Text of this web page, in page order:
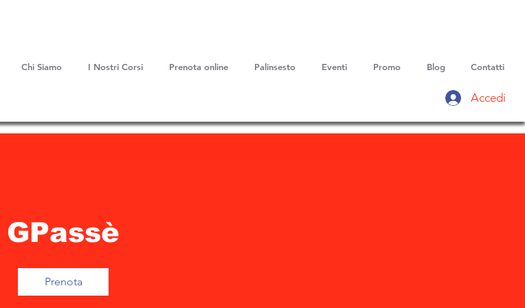
Chi Siamo I Nostri Corsi Prenota online Palinsesto Eventi Promo Blog Contatti
Accedi
GPassè
Prenota